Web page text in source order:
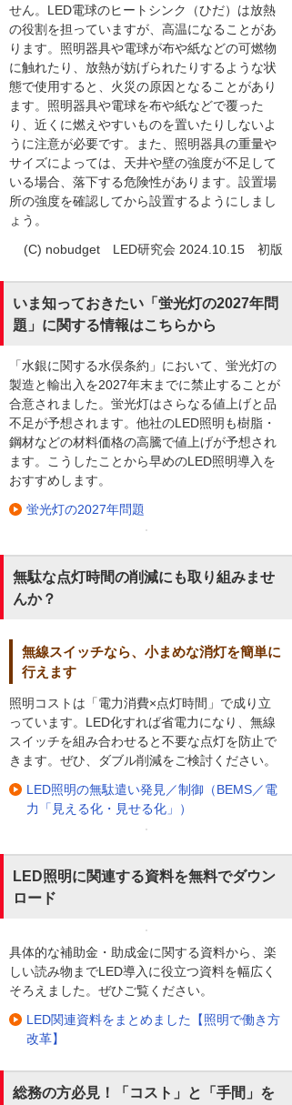
せん。LED電球のヒートシンク（ひだ）は放熱
の役割を担っていますが、高温になることがあ
ります。照明器具や電球が布や紙などの可燃物
に触れたり、放熱が妨げられたりするような状
態で使用すると、火災の原因となることがあり
ます。照明器具や電球を布や紙などで覆った
り、近くに燃えやすいものを置いたりしないよ
うに注意が必要です。また、照明器具の重量や
サイズによっては、天井や壁の強度が不足して
いる場合、落下する危険性があります。設置場
所の強度を確認してから設置するようにしまし
ょう。
(C) nobudget LED研究会 2024.10.15 初版
いま知っておきたい「蛍光灯の2027年問
題」に関する情報はこちらから
「水銀に関する水俣条約」において、蛍光灯の
製造と輸出入を2027年末までに禁止することが
合意されました。蛍光灯はさらなる値上げと品
不足が予想されます。他社のLED照明も樹脂・
鋼材などの材料価格の高騰で値上げが予想され
ます。こうしたことから早めのLED照明導入を
おすすめします。
蛍光灯の2027年問題
無駄な点灯時間の削減にも取り組みませ
んか？
無線スイッチなら、小まめな消灯を簡単に
行えます
照明コストは「電力消費×点灯時間」で成り立
っています。LED化すれば省電力になり、無線
スイッチを組み合わせると不要な点灯を防止で
きます。ぜひ、ダブル削減をご検討ください。
LED照明の無駄遣い発見／制御（BEMS／電
力「見える化・見せる化」）
LED照明に関連する資料を無料でダウン
ロード
具体的な補助金・助成金に関する資料から、楽
しい読み物までLED導入に役立つ資料を幅広く
そろえました。ぜひご覧ください。
LED関連資料をまとめました【照明で働き方
改革】
総務の方必見！「コスト」と「手間」を